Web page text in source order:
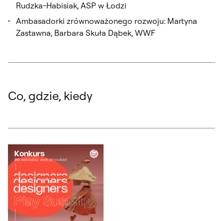
Rudzka-Habisiak, ASP w Łodzi
Ambasadorki zrównoważonego rozwoju: Martyna
Zastawna, Barbara Skuła Dąbek, WWF
Co, gdzie, kiedy